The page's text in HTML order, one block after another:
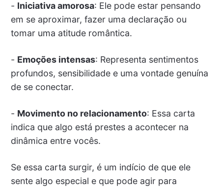
- Iniciativa amorosa: Ele pode estar pensando
em se aproximar, fazer uma declaração ou
tomar uma atitude romântica.
- Emoções intensas: Representa sentimentos
profundos, sensibilidade e uma vontade genuína
de se conectar.
- Movimento no relacionamento: Essa carta
indica que algo está prestes a acontecer na
dinâmica entre vocês.
Se essa carta surgir, é um indício de que ele
sente algo especial e que pode agir para